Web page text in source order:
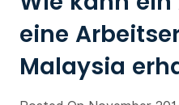
eine
Malaysia